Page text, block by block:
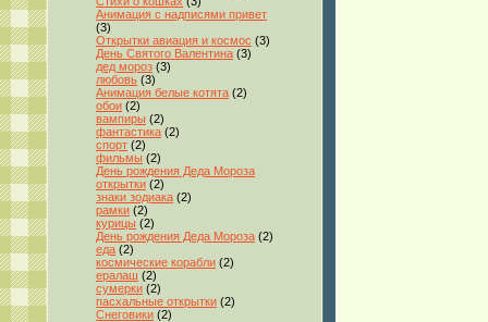
Анимация с надписями привет
(3)
Открытки авиация и космос (3)
День Святого Валентина (3)
дед мороз (3)
любовь (3)
Анимация белые котята (2)
обои (2)
вампиры (2)
фантастика (2)
спорт (2)
фильмы (2)
День рождения Деда Мороза
открытки (2)
знаки зодиака (2)
рамки (2)
курицы (2)
День рождения Деда Мороза (2)
еда (2)
космические корабли (2)
ералаш (2)
сумерки (2)
пасхальные открытки (2)
Снеговики (2)